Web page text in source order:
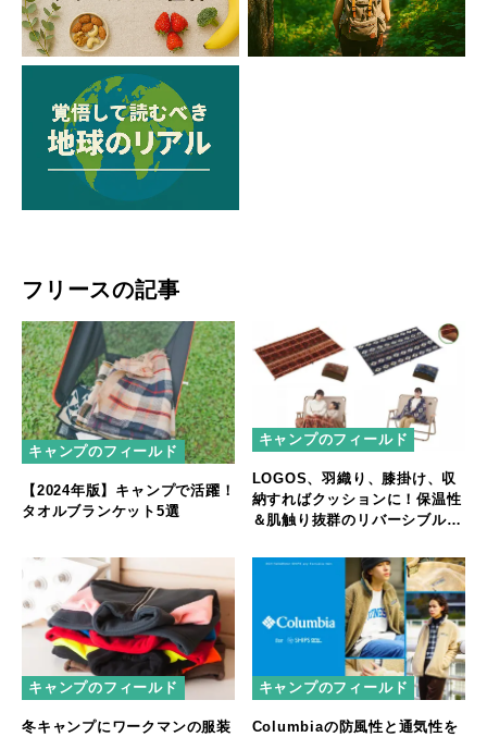
フリースの記事
キャンプのフィールド
【2024年版】キャンプで活躍！
タオルブランケット5選
キャンプのフィールド
LOGOS、羽織り、膝掛け、収
納すればクッションに！保温性
＆肌触り抜群のリバーシブルタ
ョンブランケット」新発売
キャンプのフィールド
冬キャンプにワークマンの服装
キャンプのフィールド
Columbiaの防風性と通気性を